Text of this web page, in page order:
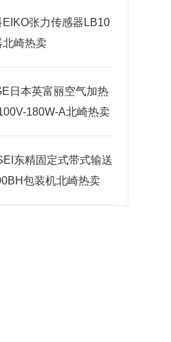
EIKO张力传感器LB10
北崎热卖
日本英富丽空气加热
180W-A北崎热卖
东精固定式带式输送
包装机北崎热卖